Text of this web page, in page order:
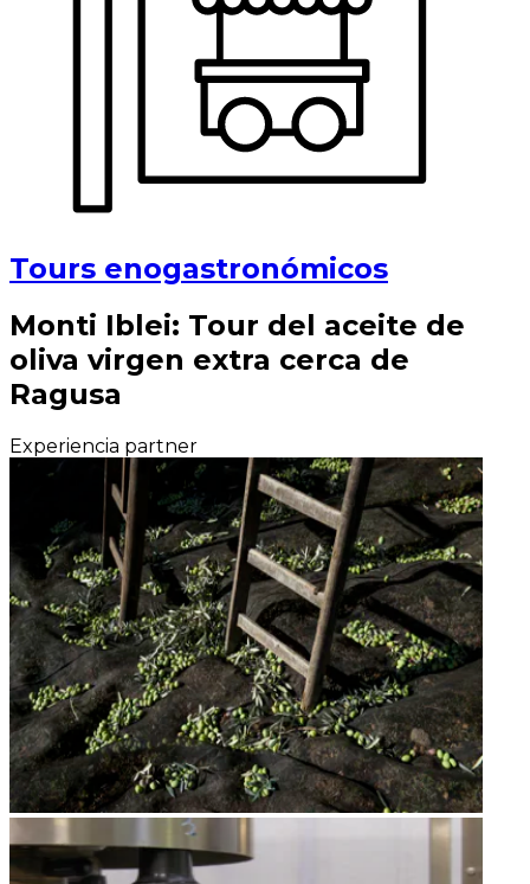
Tours enogastronómicos
Monti Iblei: Tour del aceite de
oliva virgen extra cerca de
Ragusa
Experiencia partner